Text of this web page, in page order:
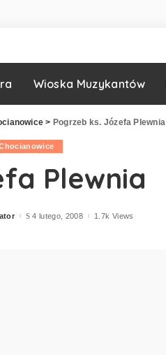
Wioska Muzykantów
> Pogrzeb ks. Józefa Plewnia
Plewnia
4 lutego, 2008 1.7k Views